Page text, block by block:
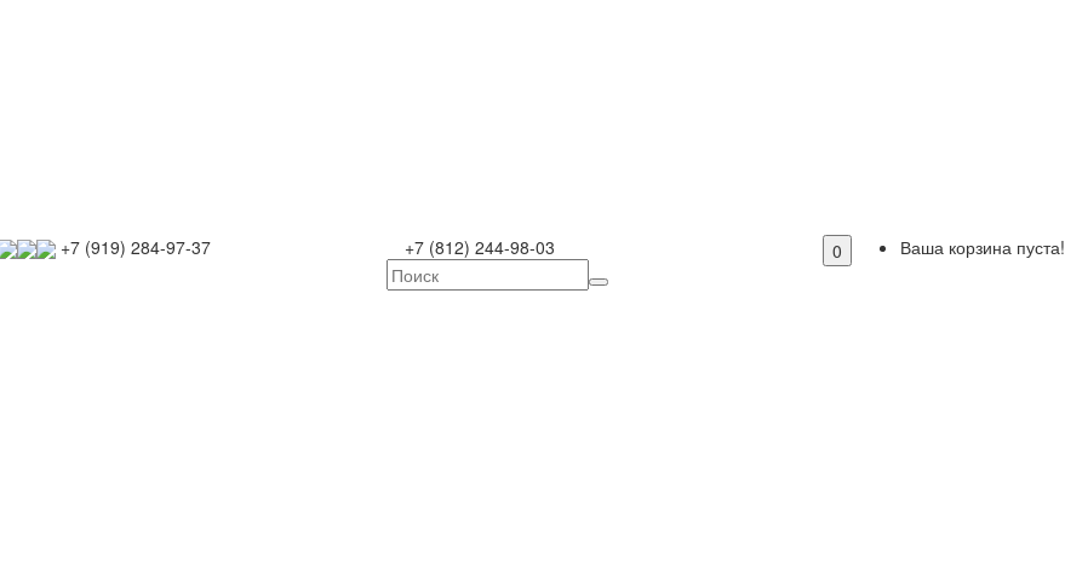
+7 (919) 284-97-37 +7 (812) 244-98-03 0 Ваша корзина пуста!